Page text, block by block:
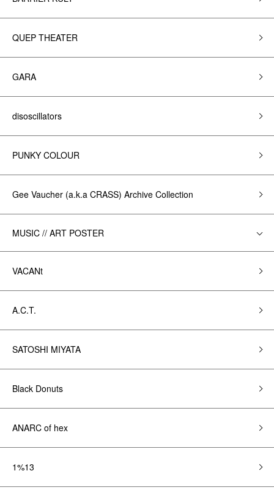
QUEP THEATER
GARA
disoscillators
PUNKY COLOUR
Gee Vaucher (a.k.a CRASS) Archive Collection
MUSIC // ART POSTER
VACANt
A.C.T.
SATOSHI MIYATA
Black Donuts
ANARC of hex
1%13